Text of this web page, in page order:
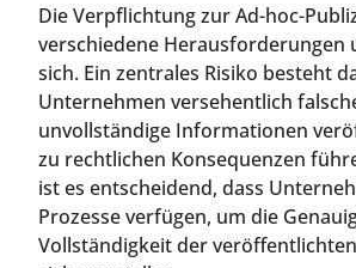
Die Verpflichtung zur Ad-hoc-
verschiedene Herausforderungen
sich. Ein zentrales Risiko besteht
Unternehmen versehentlich
unvollständige Informationen
zu rechtlichen Konsequenzen
ist es entscheidend, dass
Prozesse verfügen, um die
Vollständigkeit der